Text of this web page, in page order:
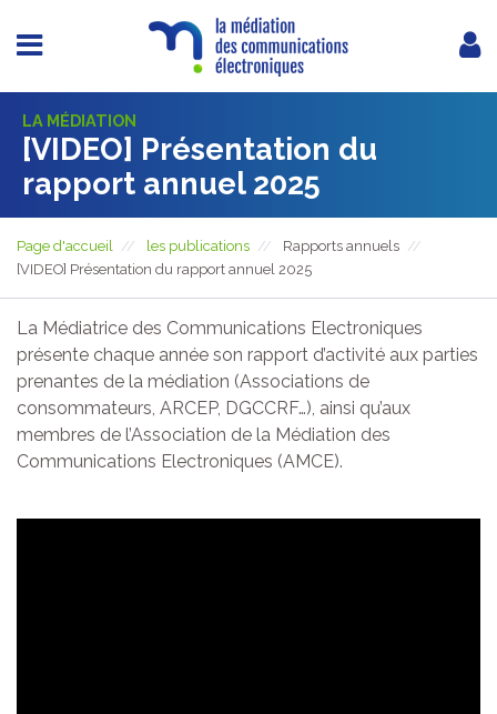
LA MÉDIATION
[VIDEO] Présentation du
rapport annuel 2025
Page d'accueil les publications
Rapports annuels
[VIDEO] Présentation du rapport annuel 2025
La Médiatrice des Communications Electroniques
présente chaque année son rapport d’activité aux parties
prenantes de la médiation (Associations de
consommateurs, ARCEP, DGCCRF…), ainsi qu’aux
membres de l’Association de la Médiation des
Communications Electroniques (AMCE).